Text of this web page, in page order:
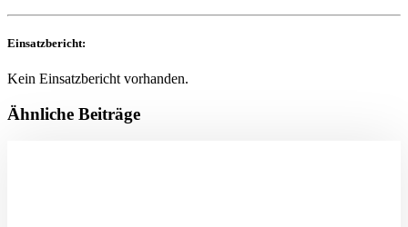
Einsatzbericht:
Kein Einsatzbericht vorhanden.
Ähnliche Beiträge